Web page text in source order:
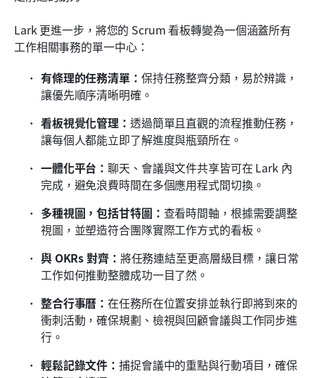
Lark 更進一步，將您的 Scrum 看板轉變為一個涵蓋所有
工作相關事務的單一中心：
有條理的任務清單： 保持任務整齊分類，易於辨識，
讓優先順序清晰明確。
看板視覺化管理： 透過簡單且直觀的流程推動任務，
讓每個人都能立即了解進度與瓶頸所在。
一體化平台：聊天、會議與文件共享皆可在 Lark 內
完成，避免浪費時間在多個應用程式間切換。
多種視圖，包括甘特圖： 查看時間軸，根據需要調整
視圖，並塑造符合團隊實際工作方式的看板。
與 OKRs 對齊： 將任務連結至更高層級目標，讓日常
工作如何推動整體成功一目了然。
整合行事曆：在任務所在位置安排並執行即將到來的
衝刺活動，確保規劃、檢視與回顧會議與工作同步進
行。
輕鬆記錄文件：捕捉會議中的重點與行動項目，確保